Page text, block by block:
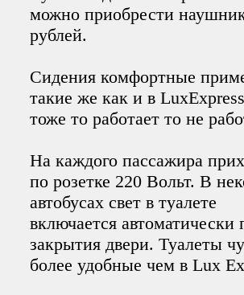
можно приобрести
рублей.
Сидения комфортные
такие же как и в
тоже то работает то не
На каждого пассажира
по розетке 220 Вольт. В
автобусах свет в туалете
включается автоматически
закрытия двери. Туалеты
более удобные чем в Lux